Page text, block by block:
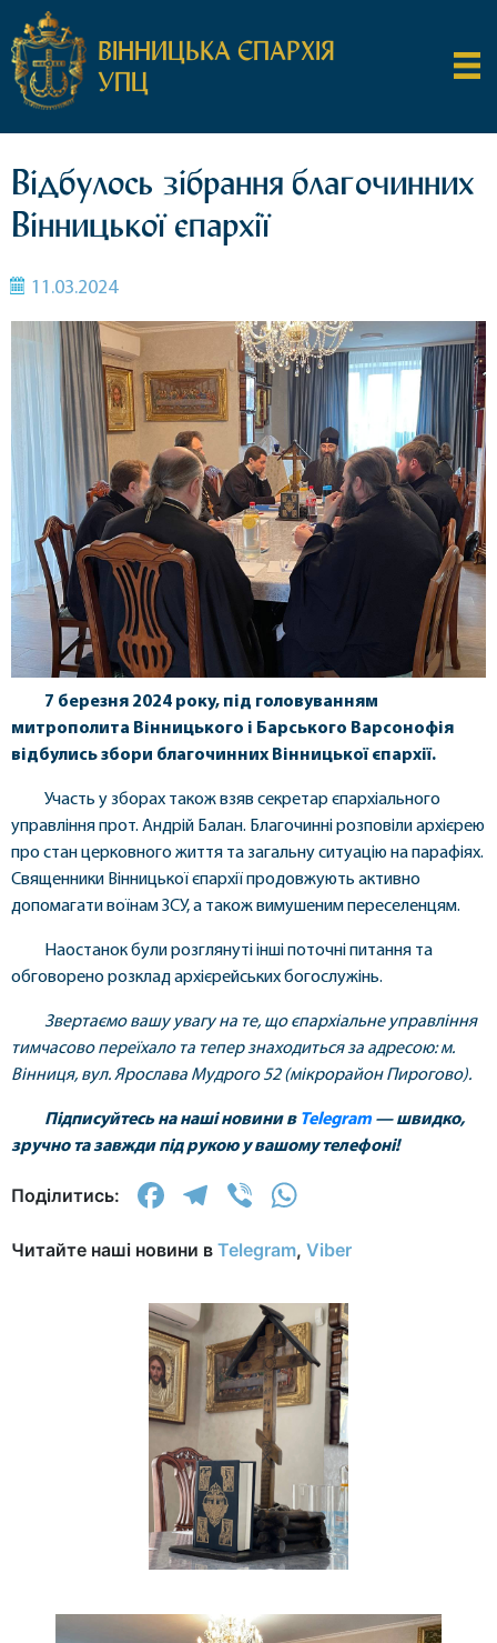
ВІННИЦЬКА ЄПАРХІЯ
УПЦ
Відбулось зібрання благочинних
Вінницької єпархії
11.03.2024
7 березня 2024 року, під головуванням
митрополита Вінницького і Барського Варсонофія
відбулись збори благочинних Вінницької єпархії.
Участь у зборах також взяв секретар єпархіального
управління прот. Андрій Балан. Благочинні розповіли архієрею
про стан церковного життя та загальну ситуацію на парафіях.
Священники Вінницької єпархії продовжують активно
допомагати воїнам ЗСУ, а також вимушеним переселенцям.
Наостанок були розглянуті інші поточні питання та
обговорено розклад архієрейських богослужінь.
Звертаємо вашу увагу на те, що єпархіальне управління
тимчасово переїхало та тепер знаходиться за адресою: м.
Вінниця, вул. Ярослава Мудрого 52 (мікрорайон Пирогово).
Підписуйтесь на наші новини в Telegram — швидко,
зручно та завжди під рукою у вашому телефоні!
Поділитись: Facebook
Telegram
Viber
Читайте наші новини в Telegram, Viber